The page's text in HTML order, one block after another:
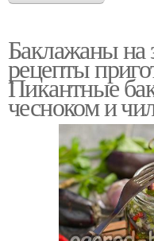
Баклажаны на
рецепты
Пикантные
чесноком и